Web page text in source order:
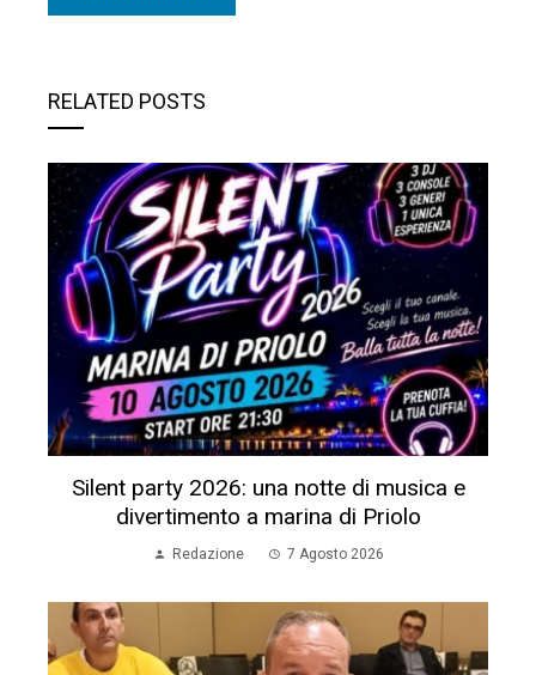
RELATED POSTS
Silent party 2026: una notte di musica e
divertimento a marina di Priolo
Redazione 7 Agosto 2026